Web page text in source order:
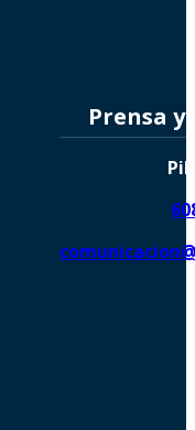
Prensa